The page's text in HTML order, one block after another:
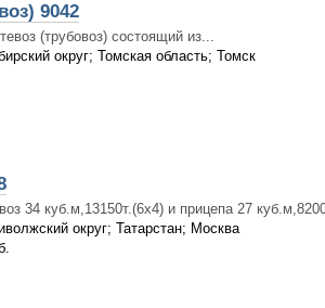
9042
(трубовоз) состоящий из...
округ; Томская область; Томск
34 куб.м,13150т.(6х4) и прицепа 27
округ; Татарстан; Москва